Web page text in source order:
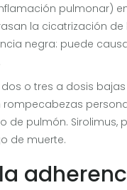
pulmonar)
la cicatrización
negra: puede
o tres a dosis
pulmón. Sirolimus,
de muerte.